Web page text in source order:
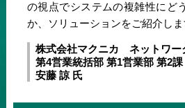
の視点でシステムの複雑性にど
か、ソリューションをご紹介しま
株式会社マクニカ ネットワー
第4営業統括部 第1営業部 第2課
安藤 諒 氏